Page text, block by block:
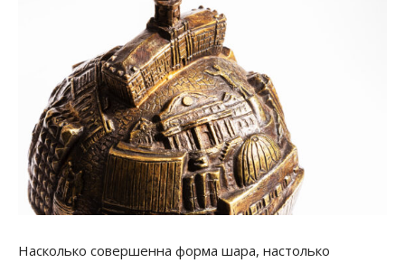
Насколько совершенна форма шара, настолько